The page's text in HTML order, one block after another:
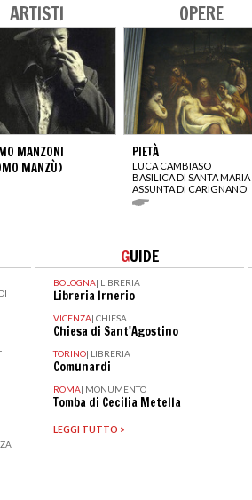
ARTISTI
MANZONI
MANZÙ)
OPERE
PIETÀ
LUCA CAMBIASO
BASILICA DI SANTA MARIA
ASSUNTA DI CARIGNANO
GUIDE
BOLOGNA| LIBRERIA
Libreria Irnerio
VICENZA| CHIESA
Chiesa di Sant'Agostino
TORINO| LIBRERIA
Comunardi
ROMA| MONUMENTO
Tomba di Cecilia Metella
LEGGI TUTTO >